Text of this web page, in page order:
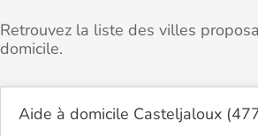
Retrouvez la liste des villes
domicile.
Aide à domicile Casteljaloux